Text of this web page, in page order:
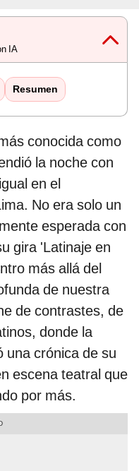
IA
Resumen
conocida como
la noche con
en el
No era solo un
esperada con
gira 'Latinaje en
más allá del
de nuestra
de contrastes, de
donde la
una crónica de su
escena teatral que
por más.